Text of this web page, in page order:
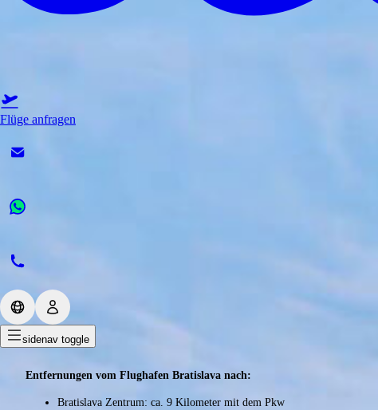
Flüge anfragen
sidenav toggle
Entfernungen vom Flughafen Bratislava nach:
Bratislava Zentrum: ca. 9 Kilometer mit dem Pkw